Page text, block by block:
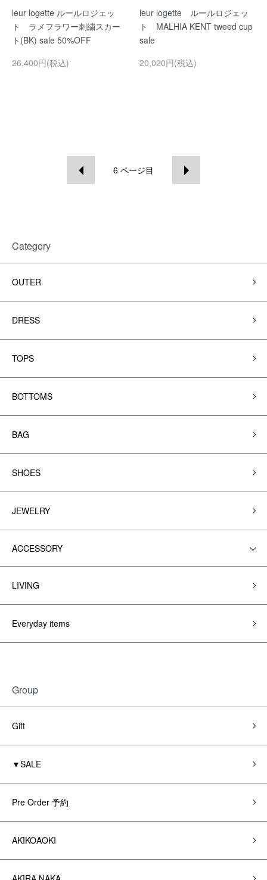
leur logette ルールロジェッ
ト ラメフラワー刺繍スカー
ト(BK) sale 50%OFF
26,400円(税込)
leur logette ルールロジェッ
ト MALHIA KENT tweed cup
sale
20,020円(税込)
6 ページ目
Category
OUTER
DRESS
TOPS
BOTTOMS
BAG
SHOES
JEWELRY
ACCESSORY
LIVING
Everyday items
Group
Gift
▼SALE
Pre Order 予約
AKIKOAOKI